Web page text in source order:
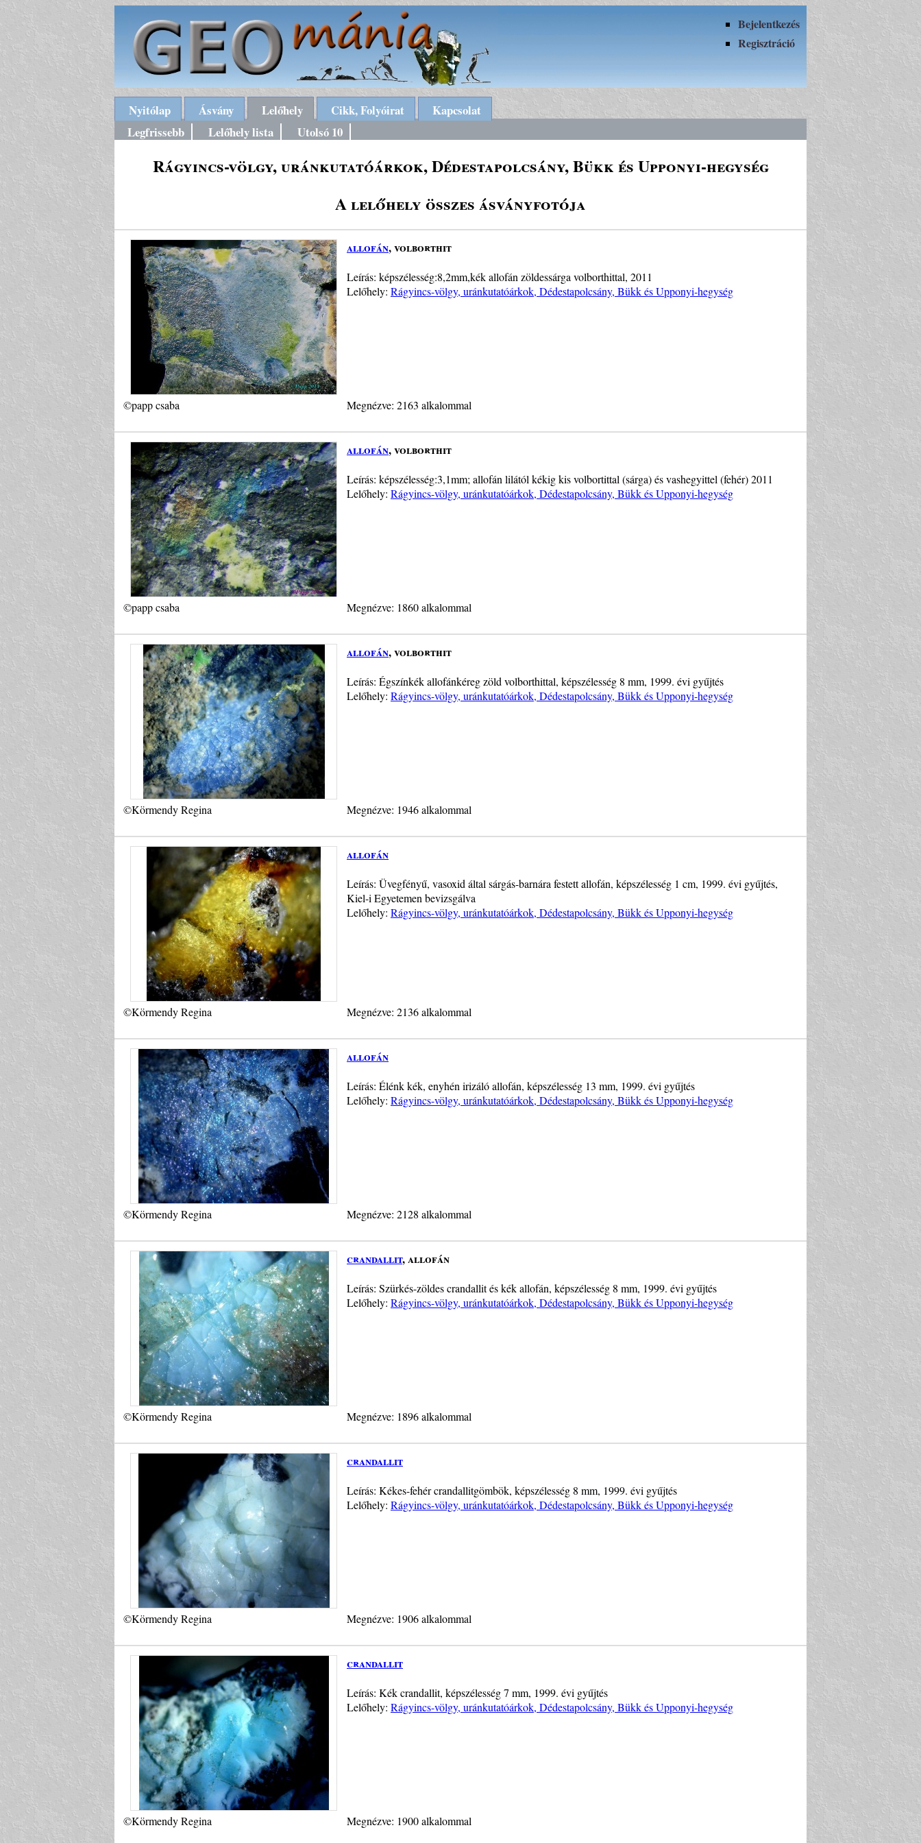
Bejelentkezés
Regisztráció
Nyitólap Ásvány Lelőhely Cikk, Folyóirat
Kapcsolat
Legfrissebb
Lelőhely lista Utolsó 10
Rágyincs-völgy, uránkutatóárkok, Dédestapolcsány, Bükk és Upponyi-hegység
A lelőhely összes ásványfotója
allofán, volborthit
Leírás: képszélesség:8,2mm,kék allofán zöldessárga volborthittal, 2011
Lelőhely: Rágyincs-völgy, uránkutatóárkok, Dédestapolcsány, Bükk és Upponyi-hegység
©papp csaba Megnézve: 2163 alkalommal
allofán, volborthit
Leírás: képszélesség:3,1mm; allofán lilától kékig kis volbortittal (sárga) és vashegyittel (fehér) 2011
Lelőhely: Rágyincs-völgy, uránkutatóárkok, Dédestapolcsány, Bükk és Upponyi-hegység
©papp csaba Megnézve: 1860 alkalommal
allofán, volborthit
Leírás: Égszínkék allofánkéreg zöld volborthittal, képszélesség 8 mm, 1999. évi gyűjtés
Lelőhely: Rágyincs-völgy, uránkutatóárkok, Dédestapolcsány, Bükk és Upponyi-hegység
©Körmendy Regina Megnézve: 1946 alkalommal
allofán
Leírás: Üvegfényű, vasoxid által sárgás-barnára festett allofán, képszélesség 1 cm, 1999. évi gyűjtés,
Kiel-i Egyetemen bevizsgálva
Lelőhely: Rágyincs-völgy, uránkutatóárkok, Dédestapolcsány, Bükk és Upponyi-hegység
©Körmendy Regina Megnézve: 2136 alkalommal
allofán
Leírás: Élénk kék, enyhén irizáló allofán, képszélesség 13 mm, 1999. évi gyűjtés
Lelőhely: Rágyincs-völgy, uránkutatóárkok, Dédestapolcsány, Bükk és Upponyi-hegység
©Körmendy Regina Megnézve: 2128 alkalommal
crandallit, allofán
Leírás: Szürkés-zöldes crandallit és kék allofán, képszélesség 8 mm, 1999. évi gyűjtés
Lelőhely: Rágyincs-völgy, uránkutatóárkok, Dédestapolcsány, Bükk és Upponyi-hegység
©Körmendy Regina Megnézve: 1896 alkalommal
crandallit
Leírás: Kékes-fehér crandallitgömbök, képszélesség 8 mm, 1999. évi gyűjtés
Lelőhely: Rágyincs-völgy, uránkutatóárkok, Dédestapolcsány, Bükk és Upponyi-hegység
©Körmendy Regina Megnézve: 1906 alkalommal
crandallit
Leírás: Kék crandallit, képszélesség 7 mm, 1999. évi gyűjtés
Lelőhely: Rágyincs-völgy, uránkutatóárkok, Dédestapolcsány, Bükk és Upponyi-hegység
©Körmendy Regina Megnézve: 1900 alkalommal